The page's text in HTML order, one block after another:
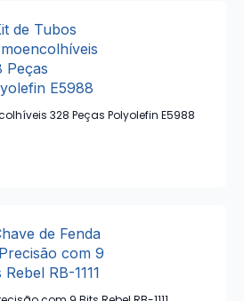
328 Peças Polyolefin E5988